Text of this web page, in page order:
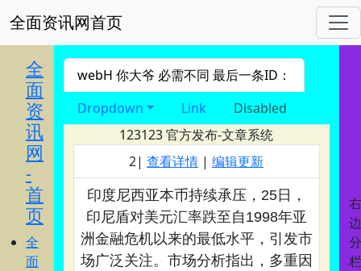
全面资讯网首页
全
面
资
讯
网
-
首
页
全
面
webH 你大爷 必需不同 最后一条ID：
Dropdown
Link
Disabled
123123官方发布-文章系统
2|查看详情 |编辑更新
印度尼西亚本币持续承压，25日，
印尼盾对美元汇率跌至自1998年亚
洲金融危机以来的最低水平，引发市
场广泛关注。市场分析指出，多重因
右
边
分
栏